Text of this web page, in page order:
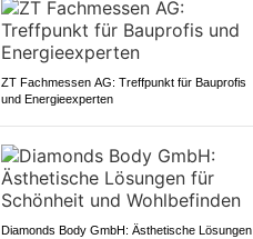
ZT Fachmessen AG: Treffpunkt für Bauprofis
und Energieexperten
Diamonds Body GmbH: Ästhetische Lösungen